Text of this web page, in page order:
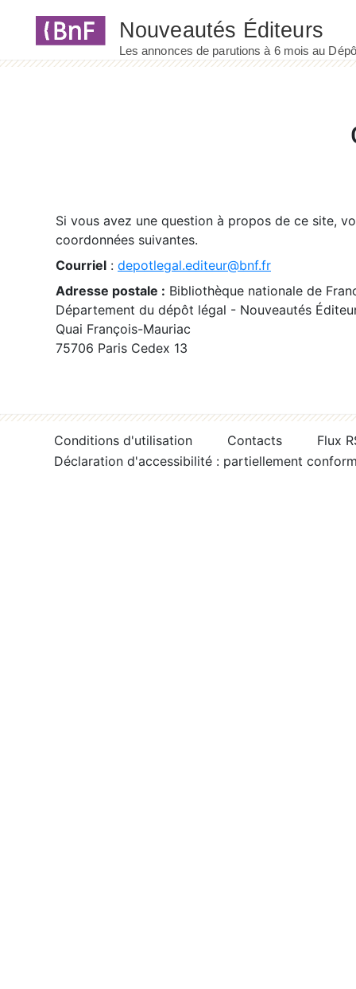
Si vous avez une question à propos de ce site,
coordonnées suivantes.
Courriel : depotlegal.editeur@bnf.fr
Adresse postale : Bibliothèque nationale de
Département du dépôt légal - Nouveautés
Quai François-Mauriac
75706 Paris Cedex 13
Conditions d'utilisation Contacts
Flux
Déclaration d'accessibilité : partiellement